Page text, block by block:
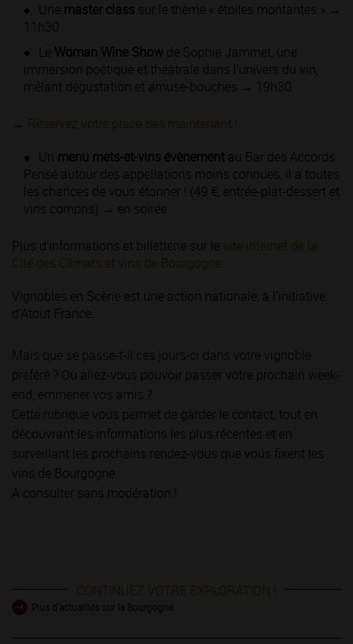
Mais que se passe-t-il ces jours-ci dans votre vignoble
préféré ? Où allez-vous pouvoir passer votre prochain week-
end, emmener vos amis ?
Cette rubrique vous permet de garder le contact, tout en
découvrant les informations les plus récentes et en
surveillant les prochains rendez-vous que vous fixent les
vins de Bourgogne.
A consulter sans modération !
CONTINUEZ VOTRE EXPLORATION !
Une master class sur le thème « étoiles montantes » →
11h30
Le Woman Wine Show de Sophie Jammet, une
immersion poétique et théâtrale dans l’univers du vin,
mêlant dégustation et amuse-bouches → 19h30
→ Réservez votre place dès maintenant !
Un menu mets-et-vins évènement au Bar des Accords.
Pensé autour des appellations moins connues, il a toutes
les chances de vous étonner ! (49 €, entrée-plat-dessert et
vins compris) → en soirée
Plus d’informations et billetterie sur le site internet de la
Cité des Climats et vins de Bourgogne.
Vignobles en Scène est une action nationale, à l’initiative
d’Atout France.